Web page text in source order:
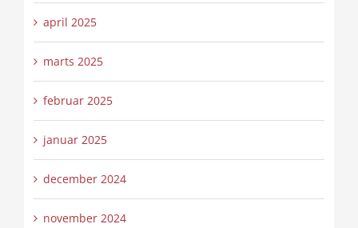
april 2025
marts 2025
februar 2025
januar 2025
december 2024
november 2024